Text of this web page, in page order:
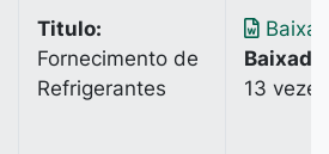
Titulo:
Fornecimento de
Refrigerantes
Baixar
Baixado:
13 vezes